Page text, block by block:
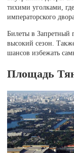
тихими уголками,
императорского
Билеты в Запретный
высокий сезон.
шансов избежать
Площадь